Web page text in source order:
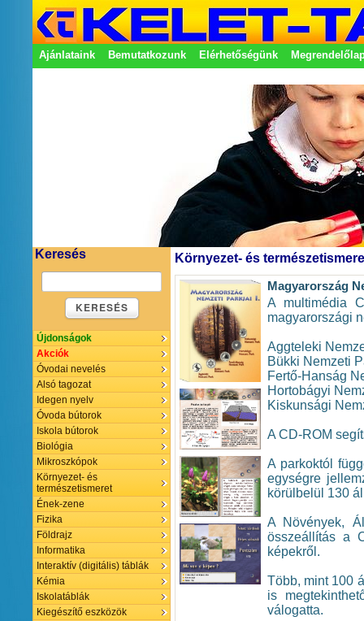
Ajánlataink Bemutatkozunk Elérhetőségünk
Keresés
KERESÉS
Újdonságok
Akciók
Óvodai nevelés
Alsó tagozat
Idegen nyelv
Óvoda bútorok
Iskola bútorok
Biológia
Mikroszkópok
Környezet- és
természetismeret
Ének-zene
Fizika
Földrajz
Informatika
Interaktív (digitális) táblák
Kémia
Iskolatáblák
Kiegészítő eszközök
Környezet- és
Magyarország
A multimédia
magyarországi
Aggteleki
Bükki Nemzeti
Fertő-Hanság
Hortobágyi
Kiskunsági
A CD-ROM
A parkoktól
egységre
körülbelül 130
A Növények,
összeállítás a
képekről.
Több, mint 100
is
válogatta.